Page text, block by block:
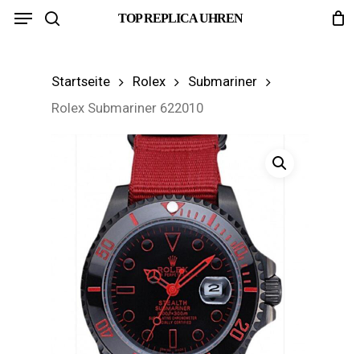
Skip
TOP REPLICA UHREN
Menu
Startseite Rolex
Submariner
Rolex Submariner 622010